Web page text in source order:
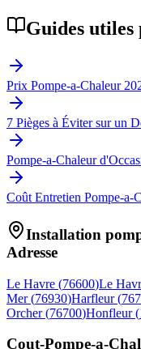
Guides
Prix Pompe-a-Chaleur
7 Pièges à Éviter sur un
Pompe-a-Chaleur
Coût Entretien Pompe-a-
Installation
Adresse
Le Havre (76600)Le
Mer (76930)Harfleur (
Orcher (76700)Honfleur (
Cout-Pompe-a-